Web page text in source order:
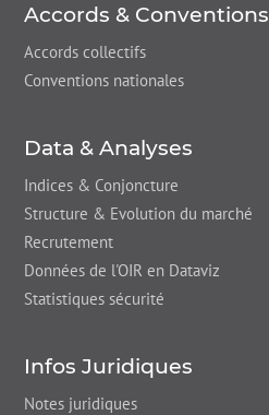
Accords & Conventions
Accords collectifs
Conventions nationales
Data & Analyses
Indices & Conjoncture
Structure & Evolution du marché
Recrutement
Données de l'OIR en Dataviz
Statistiques sécurité
Infos Juridiques
Notes juridiques